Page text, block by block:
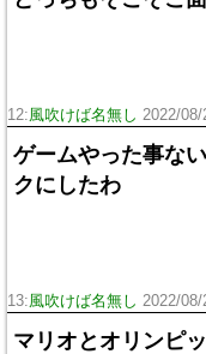
12:風吹けば名無し 2022/
ゲームやった事な
クにしたわ
13:風吹けば名無し 2022/
マリオとオリンピ